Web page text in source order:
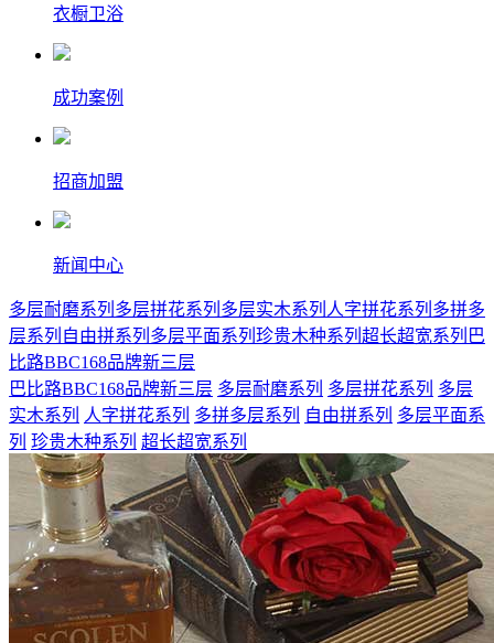
衣橱卫浴
成功案例
招商加盟
新闻中心
多层耐磨系列 多层拼花系列 多层实木系列 人字拼花系列 多拼多
层系列 自由拼系列 多层平面系列 珍贵木种系列 超长超宽系列 巴
比路BBC168品牌新三层
巴比路BBC168品牌新三层 多层耐磨系列 多层拼花系列 多层
实木系列 人字拼花系列 多拼多层系列 自由拼系列 多层平面系
列 珍贵木种系列 超长超宽系列